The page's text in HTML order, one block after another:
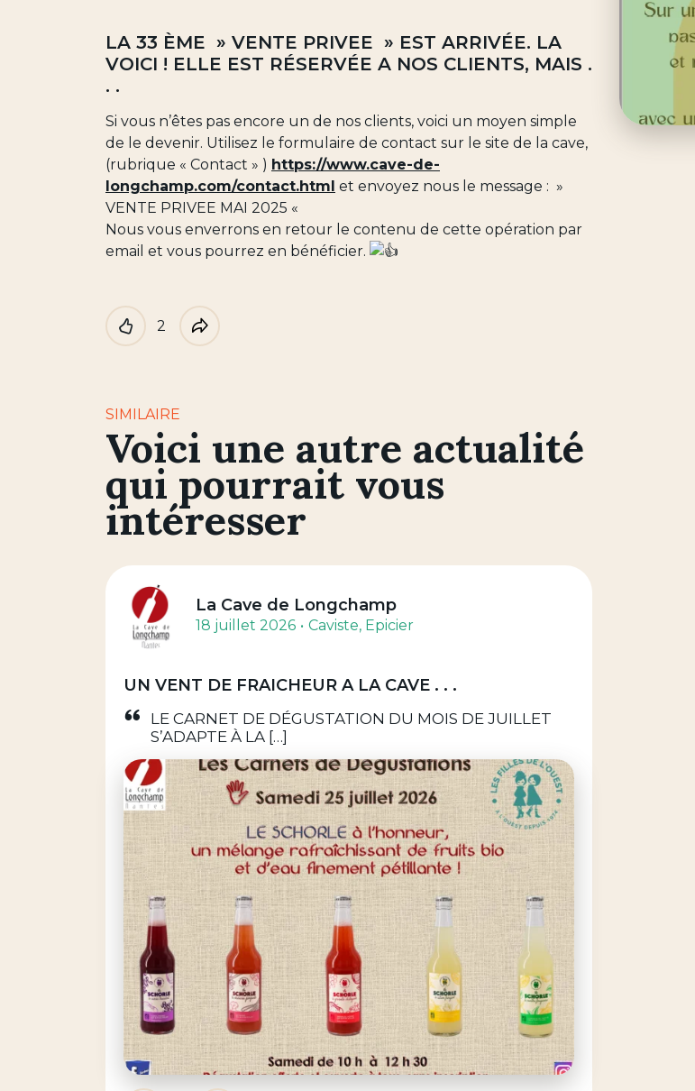
LA 33 ÈME » VENTE PRIVEE » EST ARRIVÉE. LA
VOICI ! ELLE EST RÉSERVÉE A NOS CLIENTS, MAIS .
. .
Si vous n’êtes pas encore un de nos clients, voici un moyen simple
de le devenir. Utilisez le formulaire de contact sur le site de la cave,
(rubrique « Contact » ) https://www.cave-de-
longchamp.com/contact.html et envoyez nous le message : »
VENTE PRIVEE MAI 2025 «
Nous vous enverrons en retour le contenu de cette opération par
email et vous pourrez en bénéficier.
Like
2
Partager
SIMILAIRE
Voici une autre actualité
qui pourrait vous
intéresser
La Cave de Longchamp
18 juillet 2026 Caviste, Epicier
UN VENT DE FRAICHEUR A LA CAVE . . .
LE CARNET DE DÉGUSTATION DU MOIS DE JUILLET
S’ADAPTE À LA […]